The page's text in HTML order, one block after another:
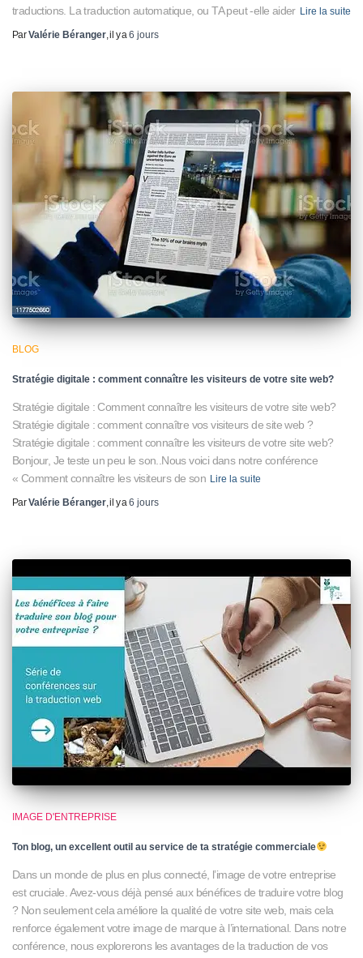
traductions. La traduction automatique, ou TA peut -elle aider Lire la suite
ParValérie Béranger, il y a6 jours
BLOG
Stratégie digitale : comment connaître les visiteurs de votre site web?
Stratégie digitale : Comment connaître les visiteurs de votre site web?
Stratégie digitale : comment connaître vos visiteurs de site web ?
Stratégie digitale : comment connaître les visiteurs de votre site web?
Bonjour, Je teste un peu le son..Nous voici dans notre conférence
« Comment connaître les visiteurs de son Lire la suite
ParValérie Béranger, il y a6 jours
IMAGE D'ENTREPRISE
Ton blog, un excellent outil au service de ta stratégie commerciale
Dans un monde de plus en plus connecté, l’image de votre entreprise
est cruciale. Avez-vous déjà pensé aux bénéfices de traduire votre blog
? Non seulement cela améliore la qualité de votre site web, mais cela
renforce également votre image de marque à l’international. Dans notre
conférence, nous explorerons les avantages de la traduction de vos